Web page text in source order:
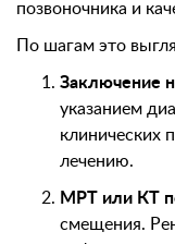
позвоночника и
По шагам это
Заключение
указанием
клинических
лечению.
МРТ или КТ
смещения.